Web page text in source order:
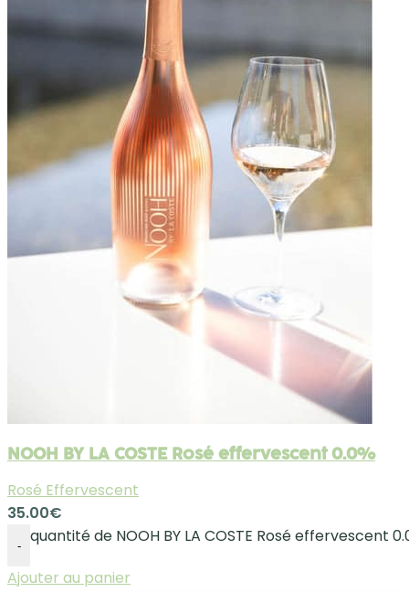
NOOH BY LA COSTE Rosé effervescent 0.0%
Rosé Effervescent
35.00€
-
quantité de NOOH BY LA COSTE Rosé effervescent
Ajouter au panier